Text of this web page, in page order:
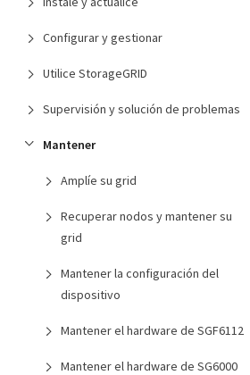
Configurar y gestionar
Utilice StorageGRID
Supervisión y solución de problemas
Mantener
Amplíe su grid
Recuperar nodos y mantener su
grid
Mantener la configuración del
dispositivo
Mantener el hardware de SGF6112
Mantener el hardware de SG6000